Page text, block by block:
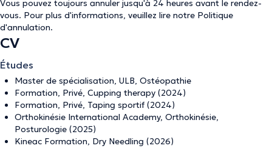
Vous pouvez toujours annuler jusqu'à 24 heures avant le rendez-
vous. Pour plus d'informations, veuillez lire notre Politique
d'annulation.
CV
Études
Master de spécialisation, ULB, Ostéopathie
Formation, Privé, Cupping therapy (2024)
Formation, Privé, Taping sportif (2024)
Orthokinésie International Academy, Orthokinésie,
Posturologie (2025)
Kineac Formation, Dry Needling (2026)